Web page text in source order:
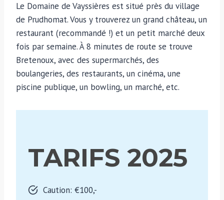
Le Domaine de Vayssières est situé près du village
de Prudhomat. Vous y trouverez un grand château, un
restaurant (recommandé !) et un petit marché deux
fois par semaine. À 8 minutes de route se trouve
Bretenoux, avec des supermarchés, des
boulangeries, des restaurants, un cinéma, une
piscine publique, un bowling, un marché, etc.
TARIFS 2025
Caution: €100,-